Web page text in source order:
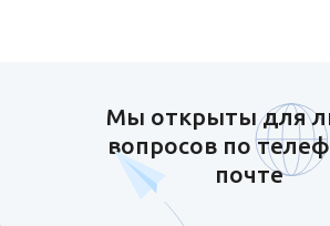
Мы открыты для
вопросов по
почте